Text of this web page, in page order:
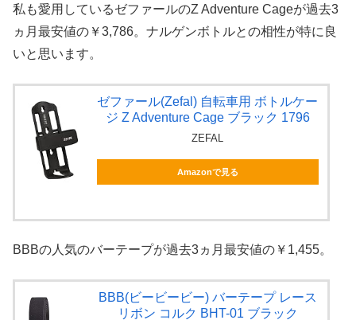
私も愛用しているゼファールのZ Adventure Cageが過去3
ヵ月最安値の￥3,786。ナルゲンボトルとの相性が特に良
いと思います。
ゼファール(Zefal) 自転車用 ボトルケー
ジ Z Adventure Cage ブラック 1796
ZEFAL
Amazonで見る
BBBの人気のバーテープが過去3ヵ月最安値の￥1,455。
BBB(ビービービー) バーテープ レース
リボン コルク BHT-01 ブラック